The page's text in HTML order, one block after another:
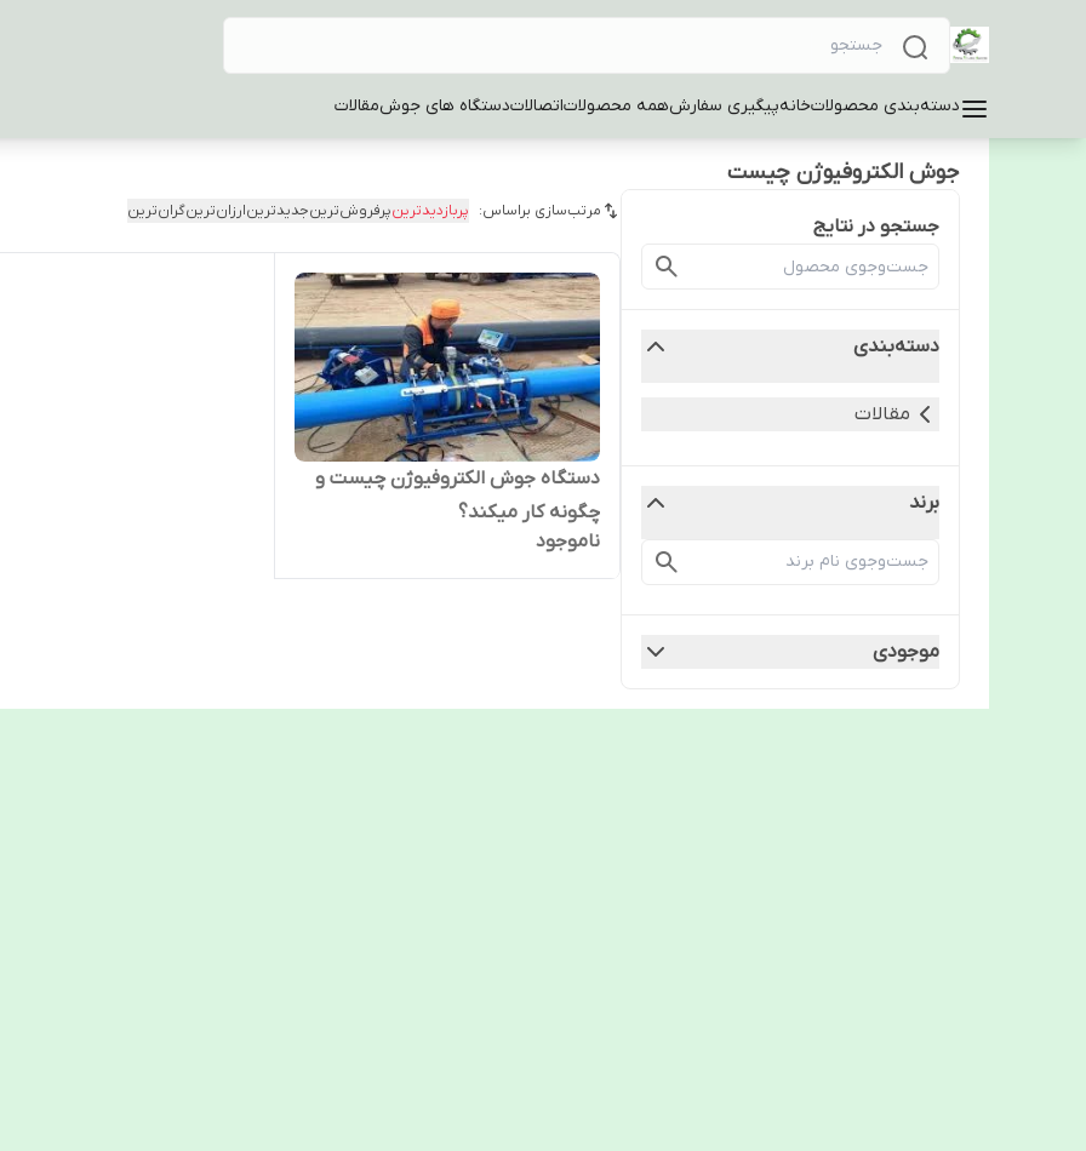
دسته‌بندی محصولاتخانهپیگیری سفارشهمه محصولاتاتصالاتدستگاه های جوشمقالات
جوش الکتروفیوژن چیست
جستجو در نتایج
دسته‌بندی
مقالات
برند
موجودی
مرتب‌سازی براساس: پربازدیدترینپرفروش‌ترینجدیدترینارزان‌ترینگران‌ترین
دستگاه جوش الکتروفیوژن چیست و
چگونه کار میکند؟
ناموجود